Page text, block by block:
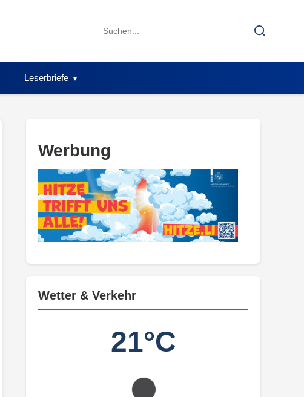
Search
Search
Leserbriefe
Werbung
Wetter & Verkehr
21°C